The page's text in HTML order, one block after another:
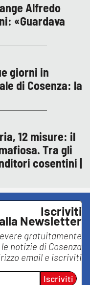
Alfredo
«Guardava
giorni in
di Cosenza: la
12 misure: il
Tra gli
cosentini |
Iscriviti
Newsletter
gratuitamente
notizie di Cosenza
email e iscriviti
Iscriviti